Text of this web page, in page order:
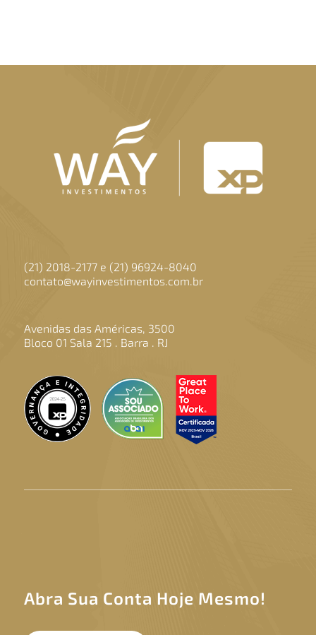
(21) 2018-2177 e (21) 96924-8040
contato@wayinvestimentos.com.br
Avenidas das Américas, 3500
Bloco 01 Sala 215 . Barra . RJ
Abra Sua Conta Hoje Mesmo!